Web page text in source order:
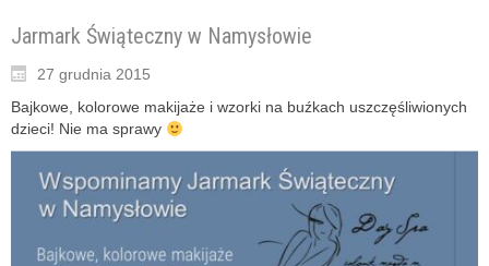
Jarmark Świąteczny w Namysłowie
27 grudnia 2015
Bajkowe, kolorowe makijaże i wzorki na buźkach uszczęśliwionych
dzieci! Nie ma sprawy